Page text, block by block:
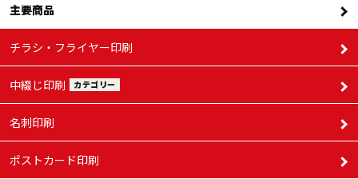
主要商品
チラシ・フライヤー印刷
中綴じ印刷 カテゴリー
名刺印刷
ポストカード印刷